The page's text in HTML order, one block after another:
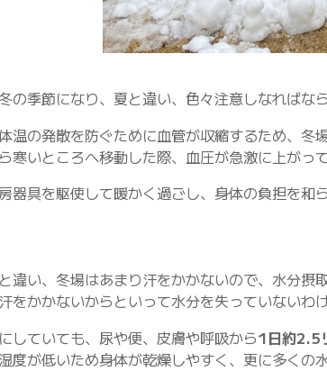
の季節になり、夏と違い、色々注意しなればな
温の発散を防ぐために血管が収縮するため、
寒いところへ移動した際、血圧が急激に上がっ
器具を駆使して暖かく過ごし、身体の負担を和
違い、冬場はあまり汗をかかないので、水分摂
をかかないからといって水分を失っていないわ
していても、尿や便、皮膚や呼吸から1日約2.5
度が低いため身体が乾燥しやすく、更に多くの